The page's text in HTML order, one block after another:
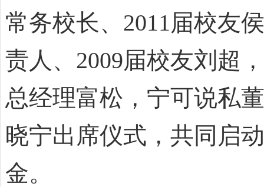
常务校长、2011届校友
责人、2009届校友刘超
总经理富松，宁可说私
晓宁出席仪式，共同启
金。